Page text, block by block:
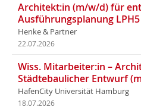
Architekt:in (m/w/d) für
Ausführungsplanung
Henke & Partner
22.07.2026
Wiss. Mitarbeiter:in –
Städtebaulicher Entwurf
HafenCity Universität Hamburg
18.07.2026